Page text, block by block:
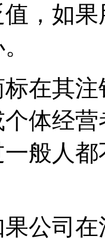
，如
在其
体经
般人
公司